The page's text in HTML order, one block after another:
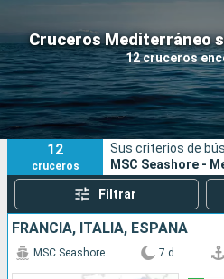
Cruceros Mediterráneo
12 cruceros
Nuestros destinos
Fecha de salida
Puertos
12
cruceros
Sus criterios de
MSC Seashore -
Filtrar
FRANCIA, ITALIA, ESPAÑA
MSC Seashore 7 d